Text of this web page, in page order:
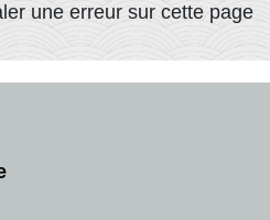
une erreur sur cette page